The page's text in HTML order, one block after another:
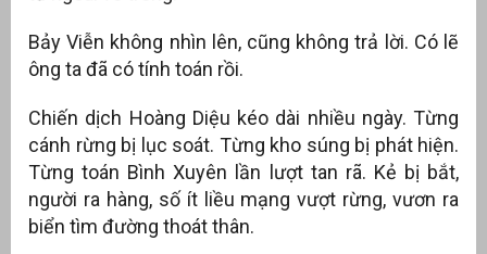
Bảy Viễn không nhìn lên, cũng không trả lời. Có lẽ
ông ta đã có tính toán rồi.
Chiến dịch Hoàng Diệu kéo dài nhiều ngày. Từng
cánh rừng bị lục soát. Từng kho súng bị phát hiện.
Từng toán Bình Xuyên lần lượt tan rã. Kẻ bị bắt,
người ra hàng, số ít liều mạng vượt rừng, vươn ra
biển tìm đường thoát thân.